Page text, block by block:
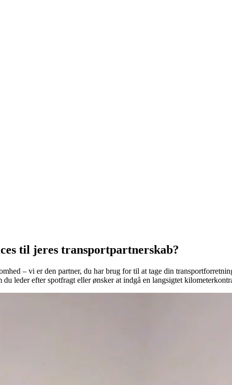
til jeres transportpartnerskab?
– vi er den partner, du har brug for til at tage din
leder efter spotfragt eller ønsker at indgå en langsigtet